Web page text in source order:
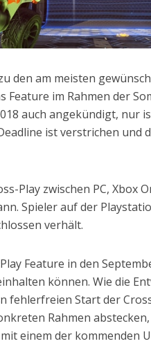
den am meisten
Feature im Rahmen der
auch angekündigt, nur
ist verstrichen und
Play zwischen PC, Xbox
Spieler auf der
verhält.
Feature in den
können. Wie die
fehlerfreien Start der
Rahmen
einem der kommenden